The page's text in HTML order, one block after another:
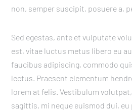
non, semper suscipit, posuere a,
Sed egestas, ante et vulputate
est, vitae luctus metus libero eu
faucibus adipiscing, commodo
lectus. Praesent elementum
lorem at felis. Vestibulum
sagittis, mi neque euismod dui,